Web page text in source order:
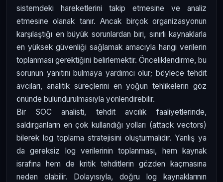
sistemdeki hareketlerini takip etmesine ve analiz
etmesine olanak tanır. Ancak birçok organizasyonun
karşılaştığı en büyük sorunlardan biri, sınırlı kaynaklarla
en yüksek güvenliği sağlamak amacıyla hangi verilerin
toplanması gerektiğini belirlemektir. Önceliklendirme, bu
sorunun yanıtını bulmaya yardımcı olur; böylece tehdit
avcıları, analitik süreçlerini en yoğun tehlikelerin göz
önünde bulundurulmasıyla yönlendirebilir.
Bir SOC analisti, tehdit avcılık faaliyetlerinde,
saldırganların en çok kullandığı yolları (attack vectors)
bilerek log toplama stratejisini oluşturmalıdır. Yanlış ya
da gereksiz log verilerinin toplanması, hem kaynak
israfına hem de kritik tehditlerin gözden kaçmasına
neden olabilir. Dolayısıyla, doğru log kaynaklarının